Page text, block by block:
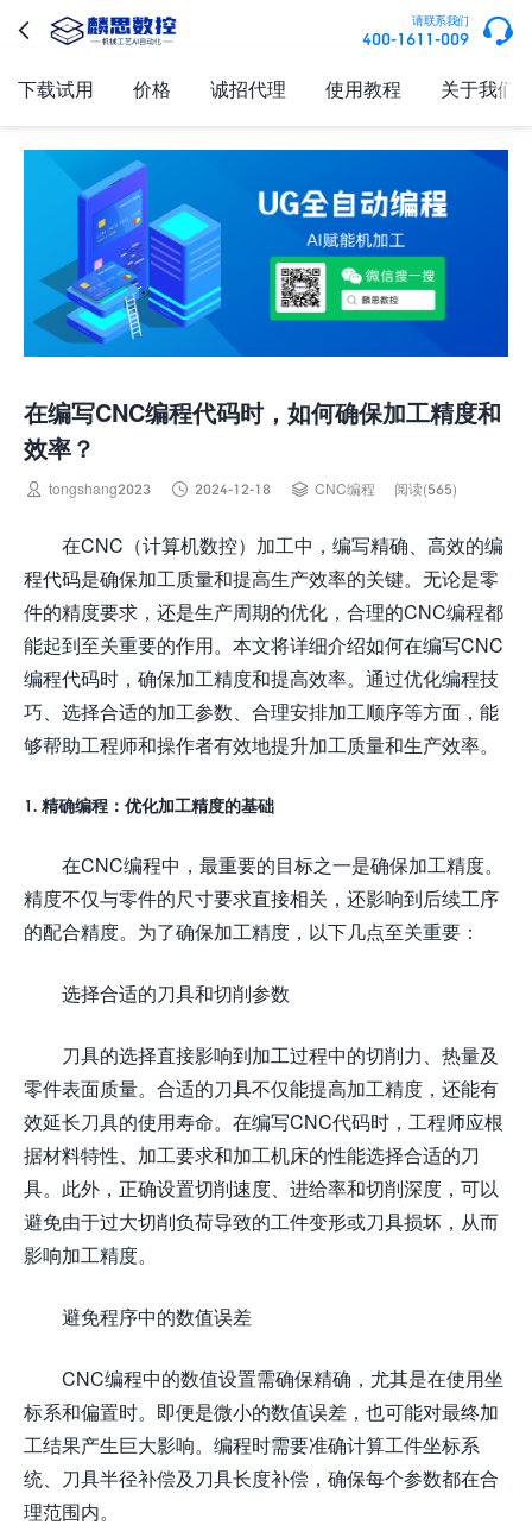
 请联系我们
400-1611-009 
下载试用 价格 诚招代理 使用教程 关于我们
在编写CNC编程代码时，如何确保加工精度和
效率？
 tongshang2023  2024-12-18  CNC编程 阅读(565)
在CNC（计算机数控）加工中，编写精确、高效的编
程代码是确保加工质量和提高生产效率的关键。无论是零
件的精度要求，还是生产周期的优化，合理的CNC编程都
能起到至关重要的作用。本文将详细介绍如何在编写CNC
编程代码时，确保加工精度和提高效率。通过优化编程技
巧、选择合适的加工参数、合理安排加工顺序等方面，能
够帮助工程师和操作者有效地提升加工质量和生产效率。
1. 精确编程：优化加工精度的基础
在CNC编程中，最重要的目标之一是确保加工精度。
精度不仅与零件的尺寸要求直接相关，还影响到后续工序
的配合精度。为了确保加工精度，以下几点至关重要：
选择合适的刀具和切削参数
刀具的选择直接影响到加工过程中的切削力、热量及
零件表面质量。合适的刀具不仅能提高加工精度，还能有
效延长刀具的使用寿命。在编写CNC代码时，工程师应根
据材料特性、加工要求和加工机床的性能选择合适的刀
具。此外，正确设置切削速度、进给率和切削深度，可以
避免由于过大切削负荷导致的工件变形或刀具损坏，从而
影响加工精度。
避免程序中的数值误差
CNC编程中的数值设置需确保精确，尤其是在使用坐
标系和偏置时。即便是微小的数值误差，也可能对最终加
工结果产生巨大影响。编程时需要准确计算工件坐标系
统、刀具半径补偿及刀具长度补偿，确保每个参数都在合
理范围内。